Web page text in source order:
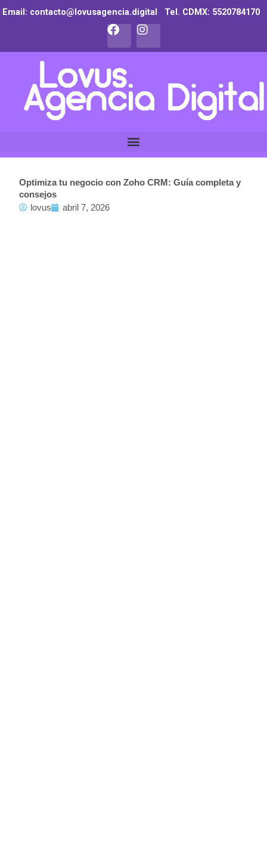
IrEmail: contacto@lovusagencia.digital Tel. CDMX: 5520784170
F
c
e
b
o
o
k
I
s
g
r
a
Optimiza tu negocio con Zoho CRM: Guía completa y
consejos
lovus
abril 7, 2026